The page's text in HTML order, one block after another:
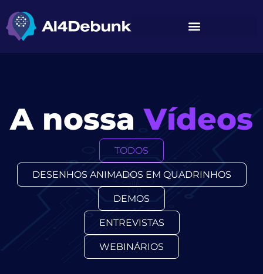
A nossaVídeos
DESENHOS ANIMADOS EM QUADRINHOS
DEMOS
ENTREVISTAS
WEBINÁRIOS
TODOS